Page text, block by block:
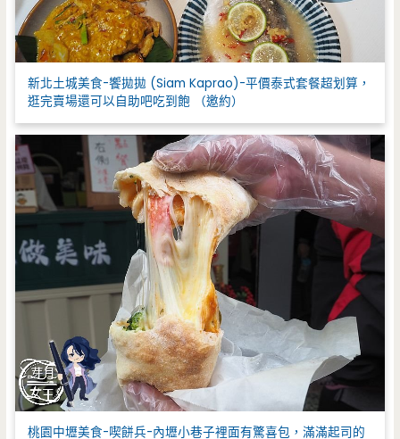
新北土城美食-饗拋拋 (Siam Kaprao)-平價泰式套餐超划算，
逛完賣場還可以自助吧吃到飽 （邀約）
桃園中壢美食-喫餅兵-內壢小巷子裡面有驚喜包，滿滿起司的